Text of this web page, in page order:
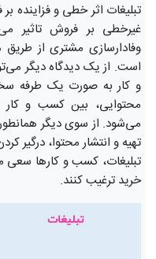
تبلیغات اثر خطی و فزاینده
غیرخطی بر فروش تاثیر
وفادارسازی مشتری از
است. از یک دیدگاه دیگر
و کار به صورت یک طرفه
محتوایی، بین کسب و
می‌شود. از سوی دیگر
تهیه و انتشار محتوا،
تبلیغات، کسب و کارها
خرید ترغیب کنند.